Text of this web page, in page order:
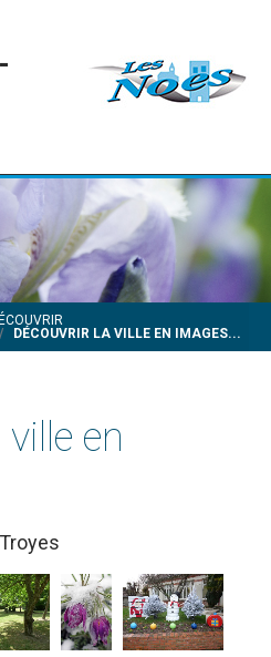
DÉCOUVRIR LA VILLE EN IMAGES...
en